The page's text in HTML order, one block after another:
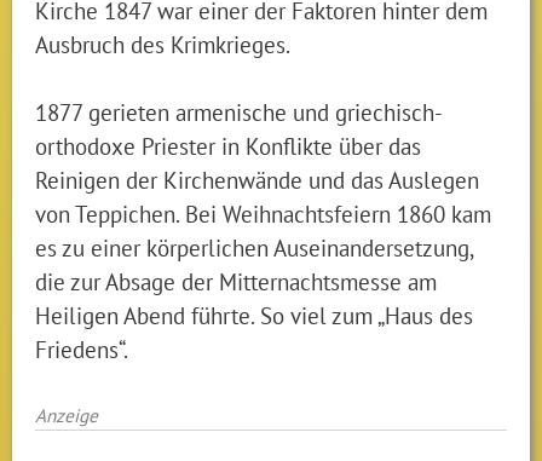
Kirche 1847 war einer der Faktoren hinter dem
Ausbruch des Krimkrieges.
1877 gerieten armenische und griechisch-
orthodoxe Priester in Konflikte über das
Reinigen der Kirchenwände und das Auslegen
von Teppichen. Bei Weihnachtsfeiern 1860 kam
es zu einer körperlichen Auseinandersetzung,
die zur Absage der Mitternachtsmesse am
Heiligen Abend führte. So viel zum „Haus des
Friedens“.
Anzeige